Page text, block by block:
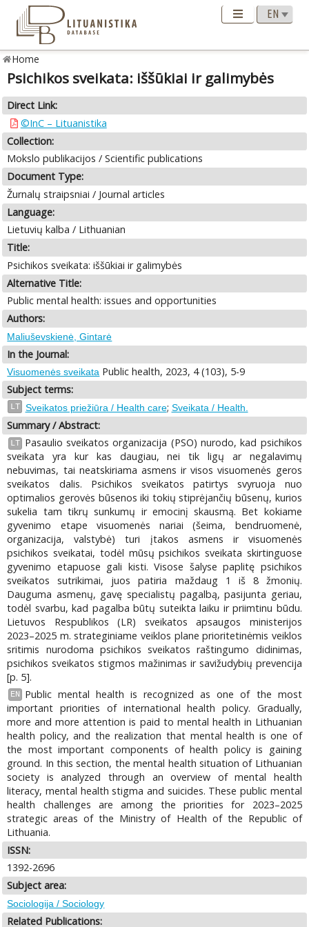
Home
Psichikos sveikata: iššūkiai ir galimybės
Direct Link:
©InC – Lituanistika
Collection:
Mokslo publikacijos / Scientific publications
Document Type:
Žurnalų straipsniai / Journal articles
Language:
Lietuvių kalba / Lithuanian
Title:
Psichikos sveikata: iššūkiai ir galimybės
Alternative Title:
Public mental health: issues and opportunities
Authors:
Maliuševskienė, Gintarė
In the Journal:
Visuomenės sveikata Public health, 2023, 4 (103), 5-9
Subject terms:
LT Sveikatos priežiūra / Health care; Sveikata / Health.
Summary / Abstract:
LT
Pasaulio sveikatos organizacija (PSO) nurodo, kad psichikos
sveikata yra kur kas daugiau, nei tik ligų ar negalavimų
nebuvimas, tai neatskiriama asmens ir visos visuomenės geros
sveikatos dalis. Psichikos sveikatos patirtys svyruoja nuo
optimalios gerovės būsenos iki tokių stiprėjančių būsenų, kurios
sukelia tam tikrų sunkumų ir emocinį skausmą. Bet kokiame
gyvenimo etape visuomenės nariai (šeima, bendruomenė,
organizacija, valstybė) turi įtakos asmens ir visuomenės
psichikos sveikatai, todėl mūsų psichikos sveikata skirtinguose
gyvenimo etapuose gali kisti. Visose šalyse paplitę psichikos
sveikatos sutrikimai, juos patiria maždaug 1 iš 8 žmonių.
Dauguma asmenų, gavę specialistų pagalbą, pasijunta geriau,
todėl svarbu, kad pagalba būtų suteikta laiku ir priimtinu būdu.
Lietuvos Respublikos (LR) sveikatos apsaugos ministerijos
2023–2025 m. strateginiame veiklos plane prioritetinėmis veiklos
sritimis nurodoma psichikos sveikatos raštingumo didinimas,
psichikos sveikatos stigmos mažinimas ir savižudybių prevencija
[p. 5].
EN
Public mental health is recognized as one of the most
important priorities of international health policy. Gradually,
more and more attention is paid to mental health in Lithuanian
health policy, and the realization that mental health is one of
the most important components of health policy is gaining
ground. In this section, the mental health situation of Lithuanian
society is analyzed through an overview of mental health
literacy, mental health stigma and suicides. These public mental
health challenges are among the priorities for 2023–2025
strategic areas of the Ministry of Health of the Republic of
Lithuania.
ISSN:
1392-2696
Subject area:
Sociologija / Sociology
Related Publications: